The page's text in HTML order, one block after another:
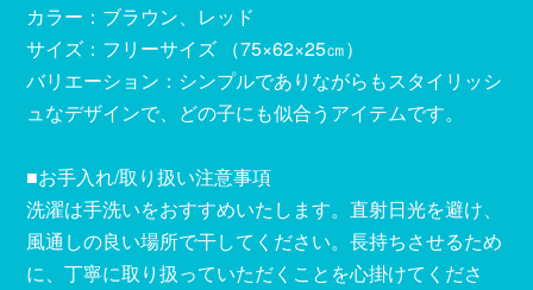
カラー：ブラウン、レッド
サイズ：フリーサイズ （75×62×25㎝）
バリエーション：シンプルでありながらもスタイリッシ
ュなデザインで、どの子にも似合うアイテムです。
■お手入れ/取り扱い注意事項
洗濯は手洗いをおすすめいたします。直射日光を避け、
風通しの良い場所で干してください。長持ちさせるため
に、丁寧に取り扱っていただくことを心掛けてくださ